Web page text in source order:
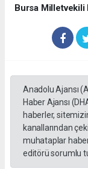
Bursa Milletvekili
Anadolu Ajansı
Haber Ajansı
haberler,
kanallarından
muhataplar
editörü sorumlu